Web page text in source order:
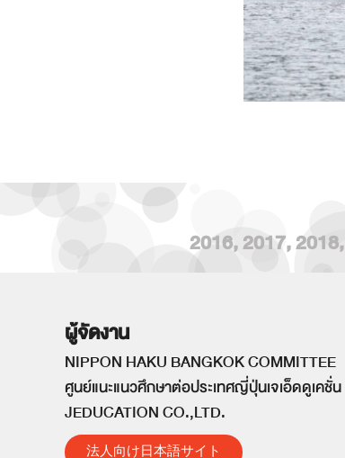
2016,2017,2018,
ผู้จัดงาน
NIPPON HAKU BANGKOK COMMITTEE
ศูนย์แนะแนวศึกษาต่อประเทศญี่ปุ่นเจเอ็ดดูเคชั่น
JEDUCATION CO.,LTD.
法人向け日本語サイト